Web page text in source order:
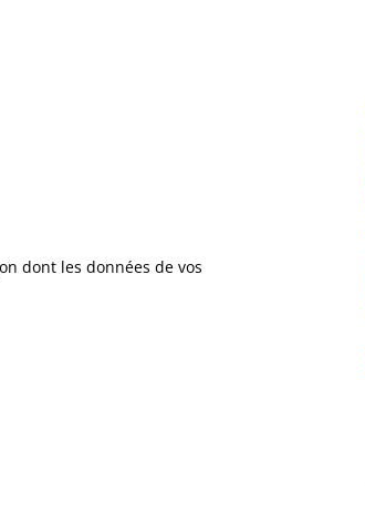
dont les données de vos